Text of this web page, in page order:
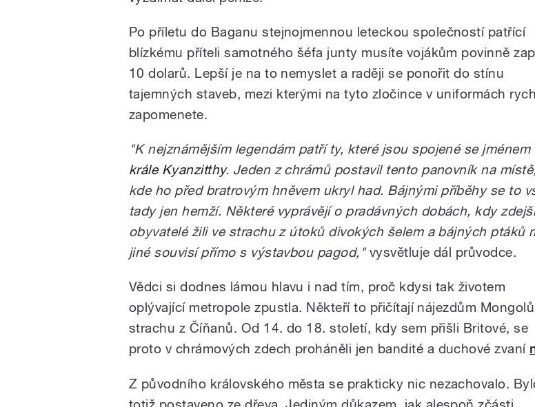
Po příletu do Baganu stejnojmennou leteckou společností patřící
blízkému příteli samotného šéfa junty musíte vojákům povinně
10 dolarů. Lepší je na to nemyslet a raději se ponořit do stínu
tajemných staveb, mezi kterými na tyto zločince v uniformách
zapomenete.
"K nejznámějším legendám patří ty, které jsou spojené se jménem
krále Kyanzitthy. Jeden z chrámů postavil tento panovník na místě,
kde ho před bratrovým hněvem ukryl had. Bájnými příběhy se to
tady jen hemží. Některé vyprávějí o pradávných dobách, kdy
obyvatelé žili ve strachu z útoků divokých šelem a bájných ptáků
jiné souvisí přímo s výstavbou pagod,"vysvětluje dál průvodce.
Vědci si dodnes lámou hlavu i nad tím, proč kdysi tak životem
oplývající metropole zpustla. Někteří to přičítají nájezdům
strachu z Číňanů. Od 14. do 18. století, kdy sem přišli Britové, se
proto v chrámových zdech proháněli jen bandité a duchové zvaní
Z původního královského města se prakticky nic nezachovalo.